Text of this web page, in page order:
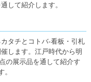
して紹介します。
タチとコトバ-看板・引札
します。江戸時代から明
の展示品を通して紹介す